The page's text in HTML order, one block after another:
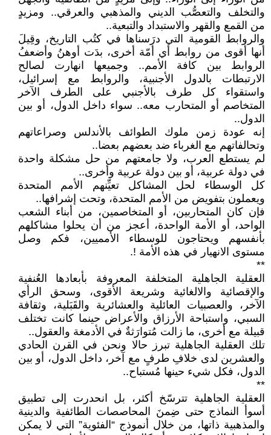
والتخلف والتعصُّب الديني والمذهبي والعرقي.. ومزيدٍ
من القمع والقهر والاستبداد والتبعية..
والروابط القومية التي درَسناها في كتُب التاريخ، وقِيلَ
أنها أقوى من روابط أي أمّة أخرى، بدَت أوهنُ وأضعفُ
الروابط بين كافة الأمم.. وجميعها انهارت لصالح
الارتبطات بالدول الأجنبية، والروابط مع إسرائيل،
واستقواء كل طرف بالأجنبي على الطرف الآخر
المتخاصم أو المتحارب معه.. سواء داخل الدول، أو بين
الدول..
إنه عودة زمن ملوك الطوائف بالأندلس وصراعاتهم
وتحالفاتهم مع الغرباء ضد بعضهم بعضا..
لم يستطع العرب، ولا جامعتهم من حل مشكلة واحدة
في دولة عربية، أو بين دولة عربية وأخرى..
كل الوسطاء لحل المشاكل تعيِّنهم الأمم المتحدة
ويعملون بتفويض من الأمم المتحدة، وتحت إشرافها..
فإن كان المتحاربين، أو المتخاصمين، من أبناء الشعب
الواحد، أو الأمة الواحدة، أعجز من أن يحلوا مشاكلهم
بأنفسهم ويحتاجون للوسطاء الأمميين، فكم وصل
مستوى الانهيار في هذه الأمة !.
**
العقلية الجاهلية المتخلفة المعروفة بأبعادها العُنفية
والإقصائية والالغائية وشريعة الأقوى، وسحق الرأي
الآخر، والعصبيات العائلية والعشائرية والقَبَلية، وثقافة
السبي، واستباحة الأرزاق والأعراض حينما كانت تختلف
قبيلة مع أخرى، ما زالت مُتوارَثةٌ في الأدمغة والعقول..
تلك العقلية الجاهلية تبرز حالا ونحن في القرن الحادي
والعشرين لدى خلافِ طرفٍ مع آخر، داخل الدول، أو بين
الدول، فكل شيء حينها مُستباح..
**
العقلية الجاهلية تترسّخ أكثر، بل انحدرت إلى تطبيق
أسوأ النماذج حتى ضِمنَ المحاصصات الطائفية والدينية
والمذهبية ذاتها، من خلال أنموذج “الفئوية” التي لا يمكن